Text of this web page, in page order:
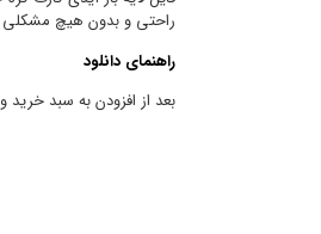
راحتی و بدون هیچ مشکلی
راهنمای دانلود
بعد از افزودن به سبد خرید